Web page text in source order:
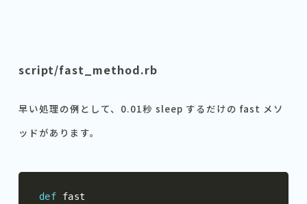
script/fast_method.rb
早い処理の例として、0.01秒 sleep するだけの fast メソ
ッドがあります。
def fast